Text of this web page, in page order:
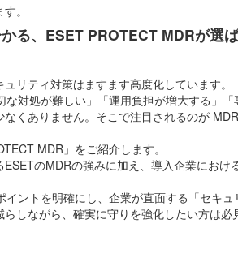
。
る、ESET PROTECT MDRが選
リティ対策はますます高度化しています。
対処が難しい」「運用負担が増大する」
くありません。そこで注目されるのが
MDR」をご紹介します。
のMDRの強みに加え、導入企業におけ
ントを明確にし、企業が直面する「セキ
しながら、確実に守りを強化したい方は必